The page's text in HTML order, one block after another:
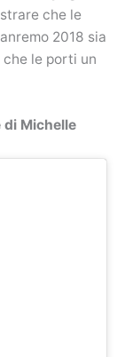
che le
2018 sia
le porti un
di Michelle